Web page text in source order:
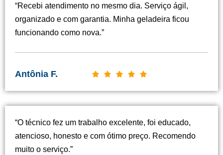
“Recebi atendimento no mesmo dia. Serviço ágil,
organizado e com garantia. Minha geladeira ficou
funcionando como nova.”
Antônia F.     C
s
i
“O técnico fez um trabalho excelente, foi educado,
atencioso, honesto e com ótimo preço. Recomendo
muito o serviço.”